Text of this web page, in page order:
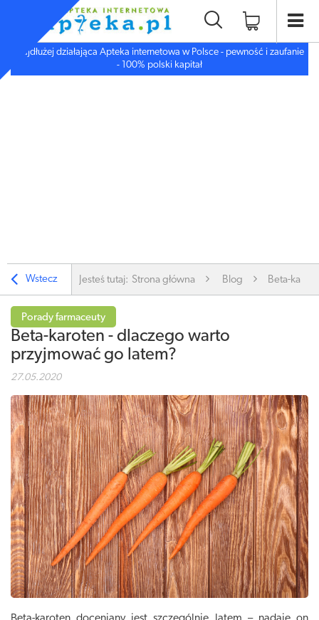
Najdłużej działająca Apteka internetowa w Polsce - pewność i zaufanie
- 100% polski kapitał
Wstecz Jesteś tutaj: Strona główna Blog Beta-
Beta-karoten - dlaczego warto
przyjmować go latem?
27.05.2020
Porady farmaceuty